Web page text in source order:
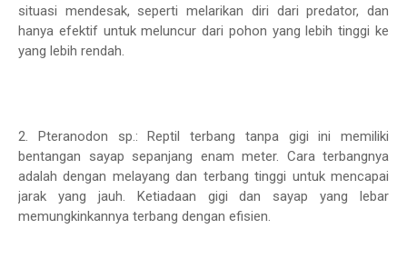
situasi mendesak, seperti melarikan diri dari predator, dan
hanya efektif untuk meluncur dari pohon yang lebih tinggi ke
yang lebih rendah.
2. Pteranodon sp.: Reptil terbang tanpa gigi ini memiliki
bentangan sayap sepanjang enam meter. Cara terbangnya
adalah dengan melayang dan terbang tinggi untuk mencapai
jarak yang jauh. Ketiadaan gigi dan sayap yang lebar
memungkinkannya terbang dengan efisien.